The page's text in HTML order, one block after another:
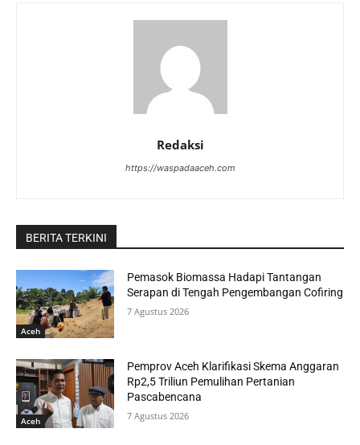
Redaksi
https://waspadaaceh.com
BERITA TERKINI
Aceh
Pemasok Biomassa Hadapi Tantangan
Serapan di Tengah Pengembangan Cofiring
7 Agustus 2026
Aceh
Pemprov Aceh Klarifikasi Skema Anggaran
Rp2,5 Triliun Pemulihan Pertanian
Pascabencana
7 Agustus 2026